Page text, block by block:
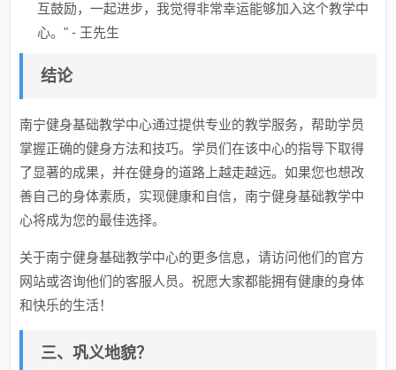
互鼓励，一起进步，我觉得非常幸运能够加入这个教学中
心。" - 王先生
结论
南宁健身基础教学中心通过提供专业的教学服务，帮助学员
掌握正确的健身方法和技巧。学员们在该中心的指导下取得
了显著的成果，并在健身的道路上越走越远。如果您也想改
善自己的身体素质，实现健康和自信，南宁健身基础教学中
心将成为您的最佳选择。
关于南宁健身基础教学中心的更多信息，请访问他们的官方
网站或咨询他们的客服人员。祝愿大家都能拥有健康的身体
和快乐的生活！
三、巩义地貌？